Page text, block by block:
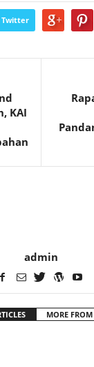
Twitter
KAI
admin
MORE